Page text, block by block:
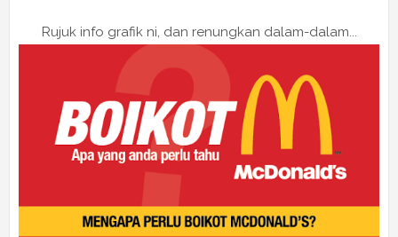
Rujuk info grafik ni, dan renungkan dalam-dalam...